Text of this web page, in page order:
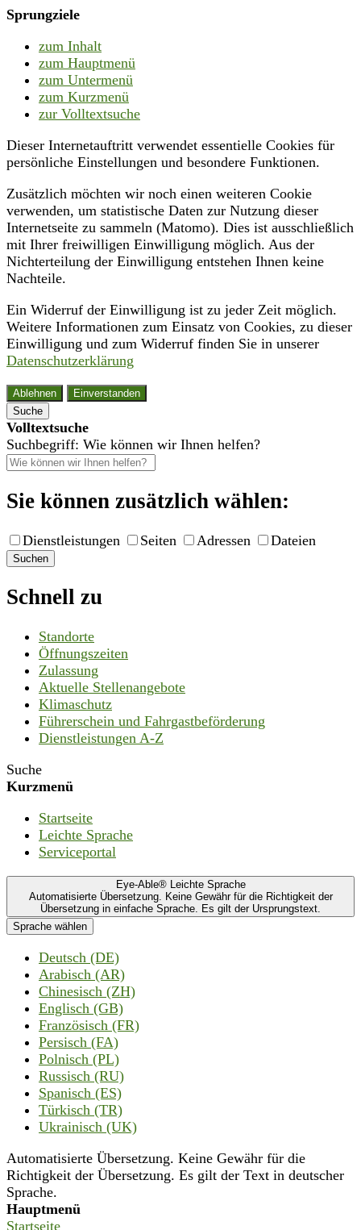
Sprungziele
zum Inhalt
zum Hauptmenü
zum Untermenü
zum Kurzmenü
zur Volltextsuche
Dieser Internetauftritt verwendet essentielle Cookies für
persönliche Einstellungen und besondere Funktionen.
Zusätzlich möchten wir noch einen weiteren Cookie
verwenden, um statistische Daten zur Nutzung dieser
Internetseite zu sammeln (Matomo). Dies ist ausschließlich
mit Ihrer freiwilligen Einwilligung möglich. Aus der
Nichterteilung der Einwilligung entstehen Ihnen keine
Nachteile.
Ein Widerruf der Einwilligung ist zu jeder Zeit möglich.
Weitere Informationen zum Einsatz von Cookies, zu dieser
Einwilligung und zum Widerruf finden Sie in unserer
Datenschutzerklärung
Ablehnen
Einverstanden
Suche
Volltextsuche
Suchbegriff: Wie können wir Ihnen helfen?
Sie können zusätzlich wählen:
Dienstleistungen Seiten Adressen Dateien
Suchen
Schnell zu
Standorte
Öffnungszeiten
Zulassung
Aktuelle Stellenangebote
Klimaschutz
Führerschein und Fahrgastbeförderung
Dienstleistungen A-Z
Suche
Kurzmenü
Startseite
Leichte Sprache
Serviceportal
Eye-Able® Leichte Sprache
Automatisierte Übersetzung. Keine Gewähr für die Richtigkeit der
Übersetzung in einfache Sprache. Es gilt der Ursprungstext.
Sprache wählen
Deutsch (DE)
Arabisch (AR)
Chinesisch (ZH)
Englisch (GB)
Französisch (FR)
Persisch (FA)
Polnisch (PL)
Russisch (RU)
Spanisch (ES)
Türkisch (TR)
Ukrainisch (UK)
Automatisierte Übersetzung. Keine Gewähr für die
Richtigkeit der Übersetzung. Es gilt der Text in deutscher
Sprache.
Hauptmenü
Startseite